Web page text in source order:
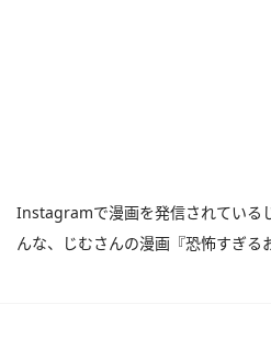
Instagramで漫画を発信されている
んな、じむさんの漫画『恐怖すぎる